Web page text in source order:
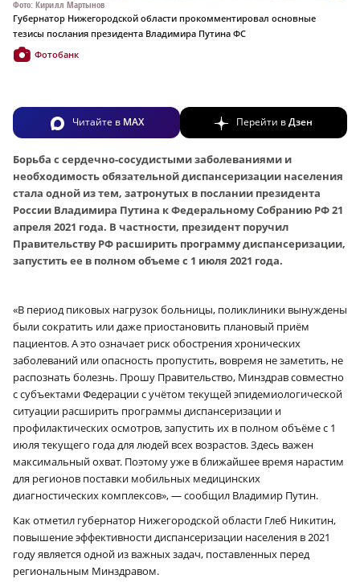
Фото: Кирилл Мартынов
Губернатор Нижегородской области прокомментировал основные
тезисы послания президента Владимира Путина ФС
Фотобанк
Читайте в MAX Перейти вДзен
Борьба с сердечно-сосудистыми заболеваниями и
необходимость обязательной диспансеризации населения
стала одной из тем, затронутых в послании президента
России Владимира Путина к Федеральному Собранию РФ 21
апреля 2021 года. В частности, президент поручил
Правительству РФ расширить программу диспансеризации,
запустить ее в полном объеме с 1 июля 2021 года.
«В период пиковых нагрузок больницы, поликлиники вынуждены
были сократить или даже приостановить плановый приём
пациентов. А это означает риск обострения хронических
заболеваний или опасность пропустить, вовремя не заметить, не
распознать болезнь. Прошу Правительство, Минздрав совместно
с субъектами Федерации с учётом текущей эпидемиологической
ситуации расширить программы диспансеризации и
профилактических осмотров, запустить их в полном объёме с 1
июля текущего года для людей всех возрастов. Здесь важен
максимальный охват. Поэтому уже в ближайшее время нарастим
для регионов поставки мобильных медицинских
диагностических комплексов», — сообщил Владимир Путин.
Как отметил губернатор Нижегородской области Глеб Никитин,
повышение эффективности диспансеризации населения в 2021
году является одной из важных задач, поставленных перед
региональным Минздравом.